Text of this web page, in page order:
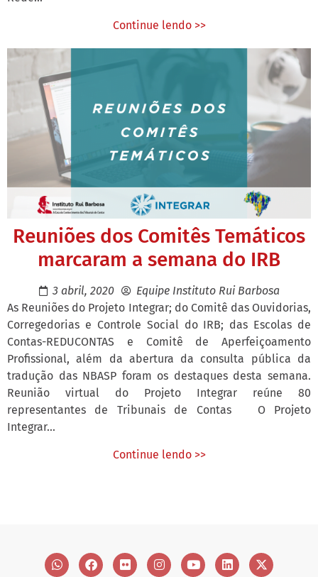
Continue lendo >>
Reuniões dos Comitês Temáticos
marcaram a semana do IRB
3 abril, 2020
Equipe Instituto Rui Barbosa
As Reuniões do Projeto Integrar; do Comitê das Ouvidorias,
Corregedorias e Controle Social do IRB; das Escolas de
Contas-REDUCONTAS e Comitê de Aperfeiçoamento
Profissional, além da abertura da consulta pública da
tradução das NBASP foram os destaques desta semana.
Reunião virtual do Projeto Integrar reúne 80
representantes de Tribunais de Contas O Projeto
Integrar...
Continue lendo >>